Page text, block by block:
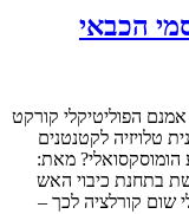
הכבאי
הפוליטיקלי קורקט
טלויזיה לקטנטנים
הומוסקסואלי? מאת:
בתחנת כיבוי האש
שום קורלציה לכך –